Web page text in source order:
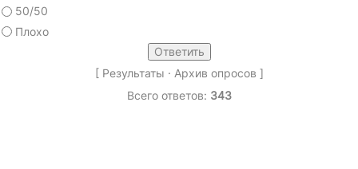
50/50
Плохо
[ Результаты · Архив опросов ]
Всего ответов: 343